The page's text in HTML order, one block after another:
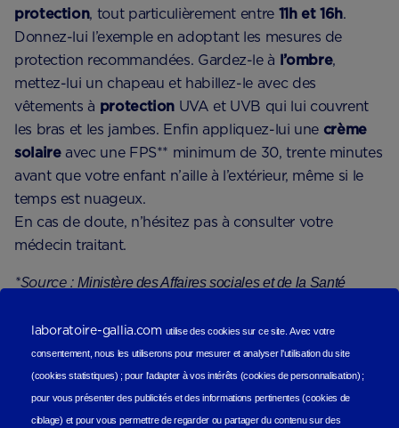
protection, tout particulièrement entre 11h et 16h.
Donnez-lui l’exemple en adoptant les mesures de
protection recommandées. Gardez-le à l’ombre,
mettez-lui un chapeau et habillez-le avec des
vêtements à protection UVA et UVB qui lui couvrent
les bras et les jambes. Enfin appliquez-lui une crème
solaireavec une FPS** minimum de 30, trente minutes
avant que votre enfant n’aille à l’extérieur, même si le
temps est nuageux.
En cas de doute, n’hésitez pas à consulter votre
médecin traitant.
*Source :Ministère des Affaires sociales et de la Santé
8. BIEN HYDRATER BÉBÉ
L’hydratation de bébé est très importante. Les risques
dedéshydratationsont d’autant plus élevés pendant
laboratoire-gallia.com utilise des cookies sur ce site.Avec votre
consentement, nous les utiliseronspour mesurer et analyser l'utilisation du site
(cookies statistiques) ;pour l'adapter à vos intérêts (cookies de personnalisation) ;
pour vous présenter des publicités et des informations pertinentes (cookies de
ciblage) et pour vous permettre de regarder ou partager du contenu sur des